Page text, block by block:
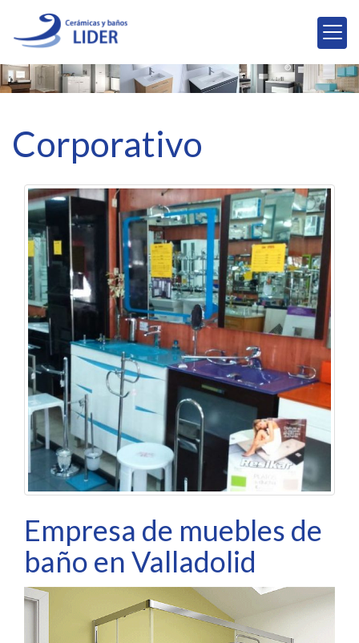
Corporativo
Empresa de muebles de
baño en Valladolid